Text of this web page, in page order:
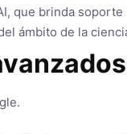
que brinda
ámbito de la